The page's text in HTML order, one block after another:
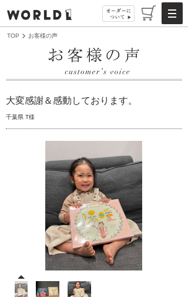
TOP お客様の声
大変感謝＆感動しております。
千葉県 T様